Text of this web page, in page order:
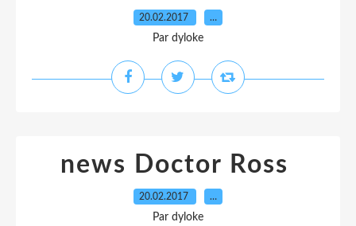
20.02.2017 …
Par dyloke
news Doctor Ross
20.02.2017 …
Par dyloke